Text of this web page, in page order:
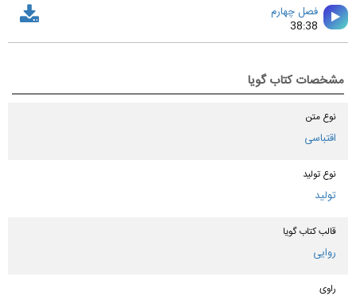
فصل چهارم
38:38
مشخصات کتاب گویا
نوع متن
اقتباسی
نوع تولید
تولید
قالب کتاب گویا
روایی
راوی